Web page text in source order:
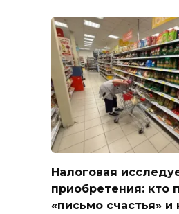
Налоговая
приобретения: кто
«письмо счастья» и